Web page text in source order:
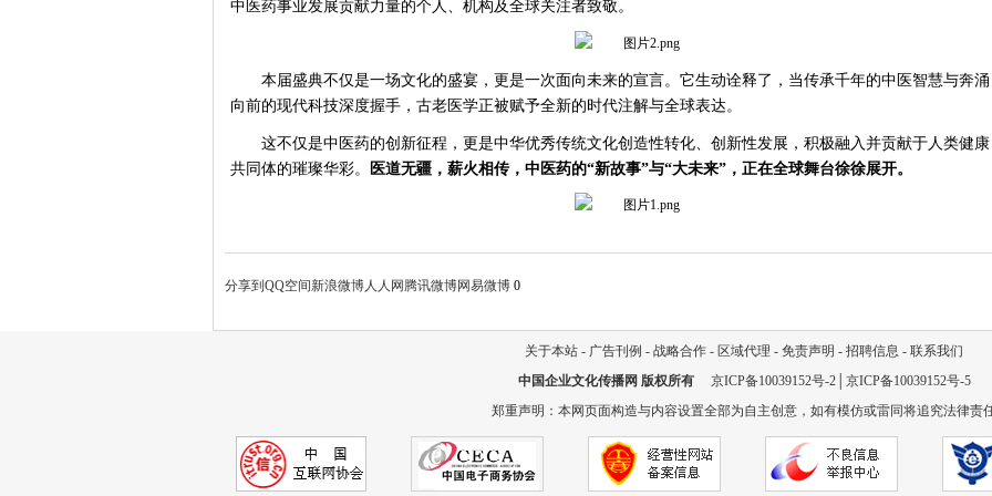
中医药事业发展贡献力量的个人、机构及全球关注者致敬。
本届盛典不仅是一场文化的盛宴，更是一次面向未来的宣言。它生动诠释了，当传承千年的中医智慧与奔涌
向前的现代科技深度握手，古老医学正被赋予全新的时代注解与全球表达。
这不仅是中医药的创新征程，更是中华优秀传统文化创造性转化、创新性发展，积极融入并贡献于人类健康
共同体的璀璨华彩。
医道无疆，薪火相传，中医药的“新故事”与“大未来”，正在全球舞台徐徐展开。
分享到 QQ空间新浪微博人人网 腾讯微博网易微博 0
关于本站 - 广告刊例 - 战略合作 - 区域代理 - 免责声明 - 招聘信息 - 联系我们
中国企业文化传播网 版权所有 京ICP备10039152号-2│ 京ICP备10039152号-5
郑重声明：本网页面构造与内容设置全部为自主创意，如有模仿或雷同将追究法律责